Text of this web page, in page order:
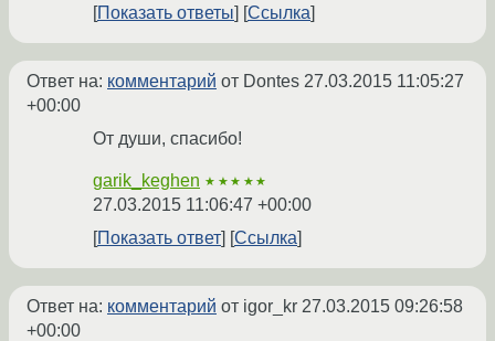
Показать ответы Ссылка
Ответ на: комментарий от Dontes 27.03.2015 11:05:27
+00:00
От души, спасибо!
garik_keghen ★★★★★
27.03.2015 11:06:47 +00:00
Показать ответ
Ссылка
Ответ на: комментарий от igor_kr 27.03.2015 09:26:58
+00:00